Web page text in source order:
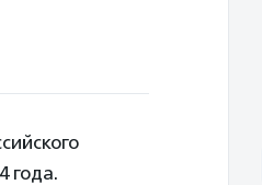
года.